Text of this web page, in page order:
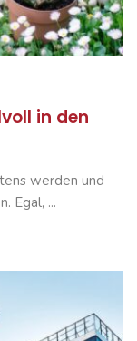
in den
werden und
Egal, ...